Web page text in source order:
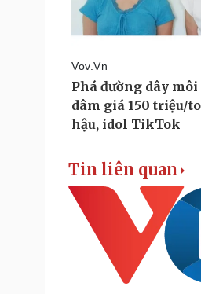
Tin liên quan